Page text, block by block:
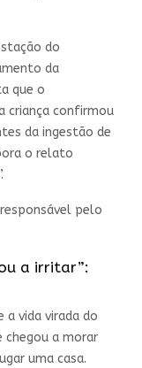
do
da
que o
criança confirmou
da ingestão de
o relato
pelo
a irritar”:
a vida virada do
chegou a morar
uma casa.